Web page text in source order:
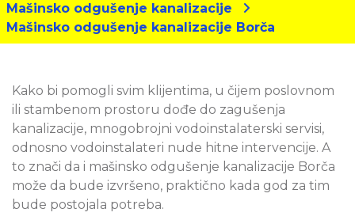
Mašinsko odgušenje kanalizacije
Mašinsko odgušenje kanalizacije Borča
Kako bi pomogli svim klijentima, u čijem poslovnom
ili stambenom prostoru dođe do zagušenja
kanalizacije, mnogobrojni vodoinstalaterski servisi,
odnosno vodoinstalateri nude hitne intervencije. A
to znači da i mašinsko odgušenje kanalizacije Borča
može da bude izvršeno, praktično kada god za tim
bude postojala potreba.